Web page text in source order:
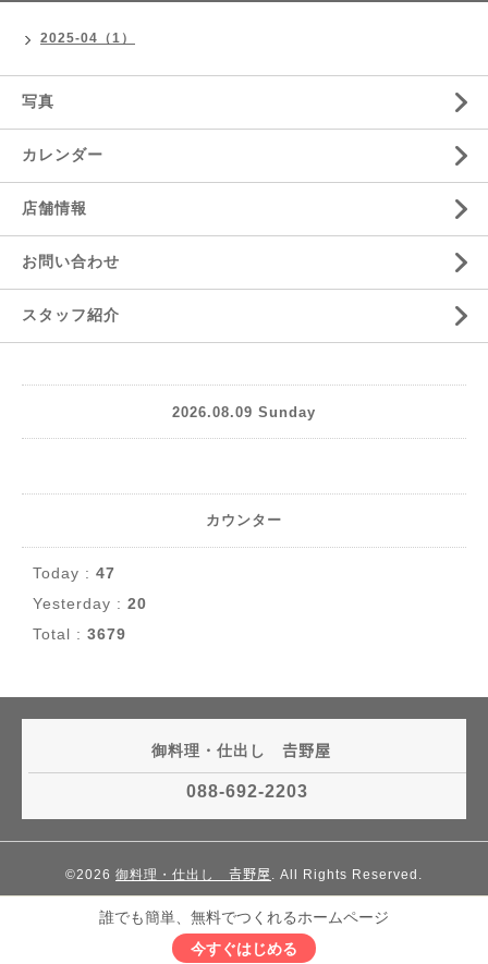
2025-04（1）
写真
カレンダー
店舗情報
お問い合わせ
スタッフ紹介
2026.08.09 Sunday
カウンター
Today : 47
Yesterday : 20
Total : 3679
御料理・仕出し 𠮷野屋
088-692-2203
©2026 御料理・仕出し 𠮷野屋 . All Rights Reserved.
誰でも簡単、無料でつくれるホームページ
今すぐはじめる